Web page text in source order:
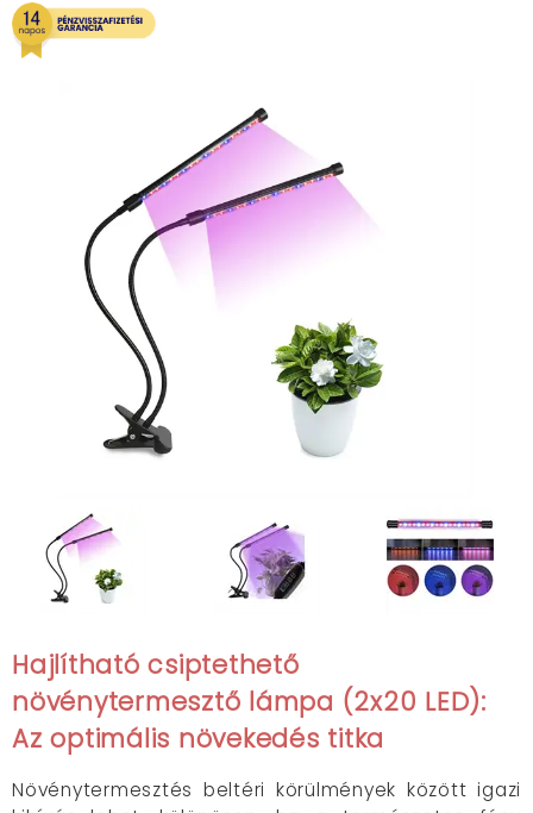
Hajlítható csiptethető
növénytermesztő lámpa (2x20 LED):
Az optimális növekedés titka
Növénytermesztés beltéri körülmények között igazi